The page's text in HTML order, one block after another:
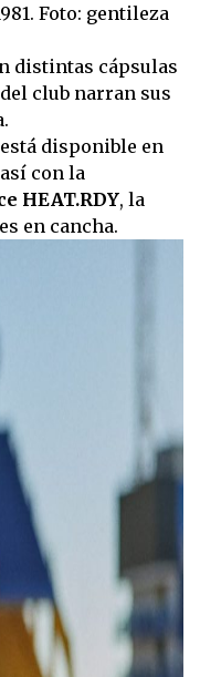
Foto: gentileza
distintas cápsulas
club narran sus
disponible en
con la
HEAT.RDY, la
en cancha.